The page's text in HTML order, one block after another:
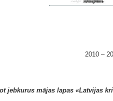
2010 –
jebkurus mājas lapas «Latvijas